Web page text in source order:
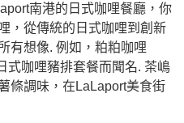
南港的日式咖哩餐廳，你
，從傳統的日式咖哩到創新
有想像. 例如，粕粕咖哩
式咖哩豬排套餐而聞名. 茶嶋
條調味，在LaLaport美食街